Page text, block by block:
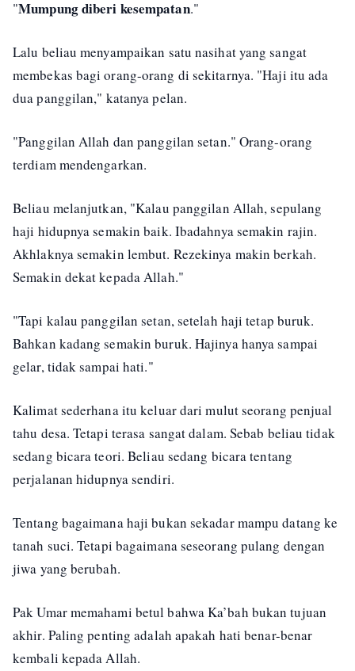
"Mumpung diberi kesempatan."
Lalu beliau menyampaikan satu nasihat yang sangat
membekas bagi orang-orang di sekitarnya. "Haji itu ada
dua panggilan," katanya pelan.
"Panggilan Allah dan panggilan setan." Orang-orang
terdiam mendengarkan.
Beliau melanjutkan, "Kalau panggilan Allah, sepulang
haji hidupnya semakin baik. Ibadahnya semakin rajin.
Akhlaknya semakin lembut. Rezekinya makin berkah.
Semakin dekat kepada Allah."
"Tapi kalau panggilan setan, setelah haji tetap buruk.
Bahkan kadang semakin buruk. Hajinya hanya sampai
gelar, tidak sampai hati."
Kalimat sederhana itu keluar dari mulut seorang penjual
tahu desa. Tetapi terasa sangat dalam. Sebab beliau tidak
sedang bicara teori. Beliau sedang bicara tentang
perjalanan hidupnya sendiri.
Tentang bagaimana haji bukan sekadar mampu datang ke
tanah suci. Tetapi bagaimana seseorang pulang dengan
jiwa yang berubah.
Pak Umar memahami betul bahwa Ka’bah bukan tujuan
akhir. Paling penting adalah apakah hati benar-benar
kembali kepada Allah.